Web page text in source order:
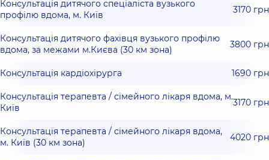
Консультація дитячого спеціаліста вузького
профілю вдома, м. Київ
3170 грн
Консультація дитячого фахівця вузького профілю
вдома, за межами м.Києва (30 км зона)
3800 грн
Консультація кардіохірурга 1690 грн
Консультація терапевта / сімейного лікаря вдома, м.
Київ
3170 грн
Консультація терапевта / сімейного лікаря вдома,
м. Київ (30 км зона)
4020 грн